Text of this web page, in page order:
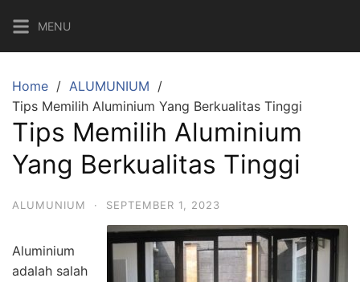
MENU
Home
ALUMUNIUM
Tips Memilih Aluminium Yang Berkualitas Tinggi
Tips Memilih Aluminium
Yang Berkualitas Tinggi
ALUMUNIUM · SEPTEMBER 1, 2023
Aluminium
adalah salah